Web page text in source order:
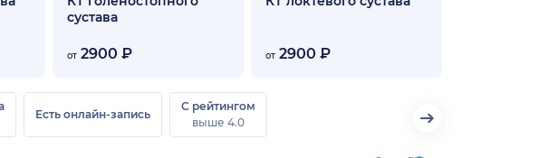
сустава
от2900 ₽ от2900 ₽
Есть онлайн-запись
С рейтингом
выше 4.0